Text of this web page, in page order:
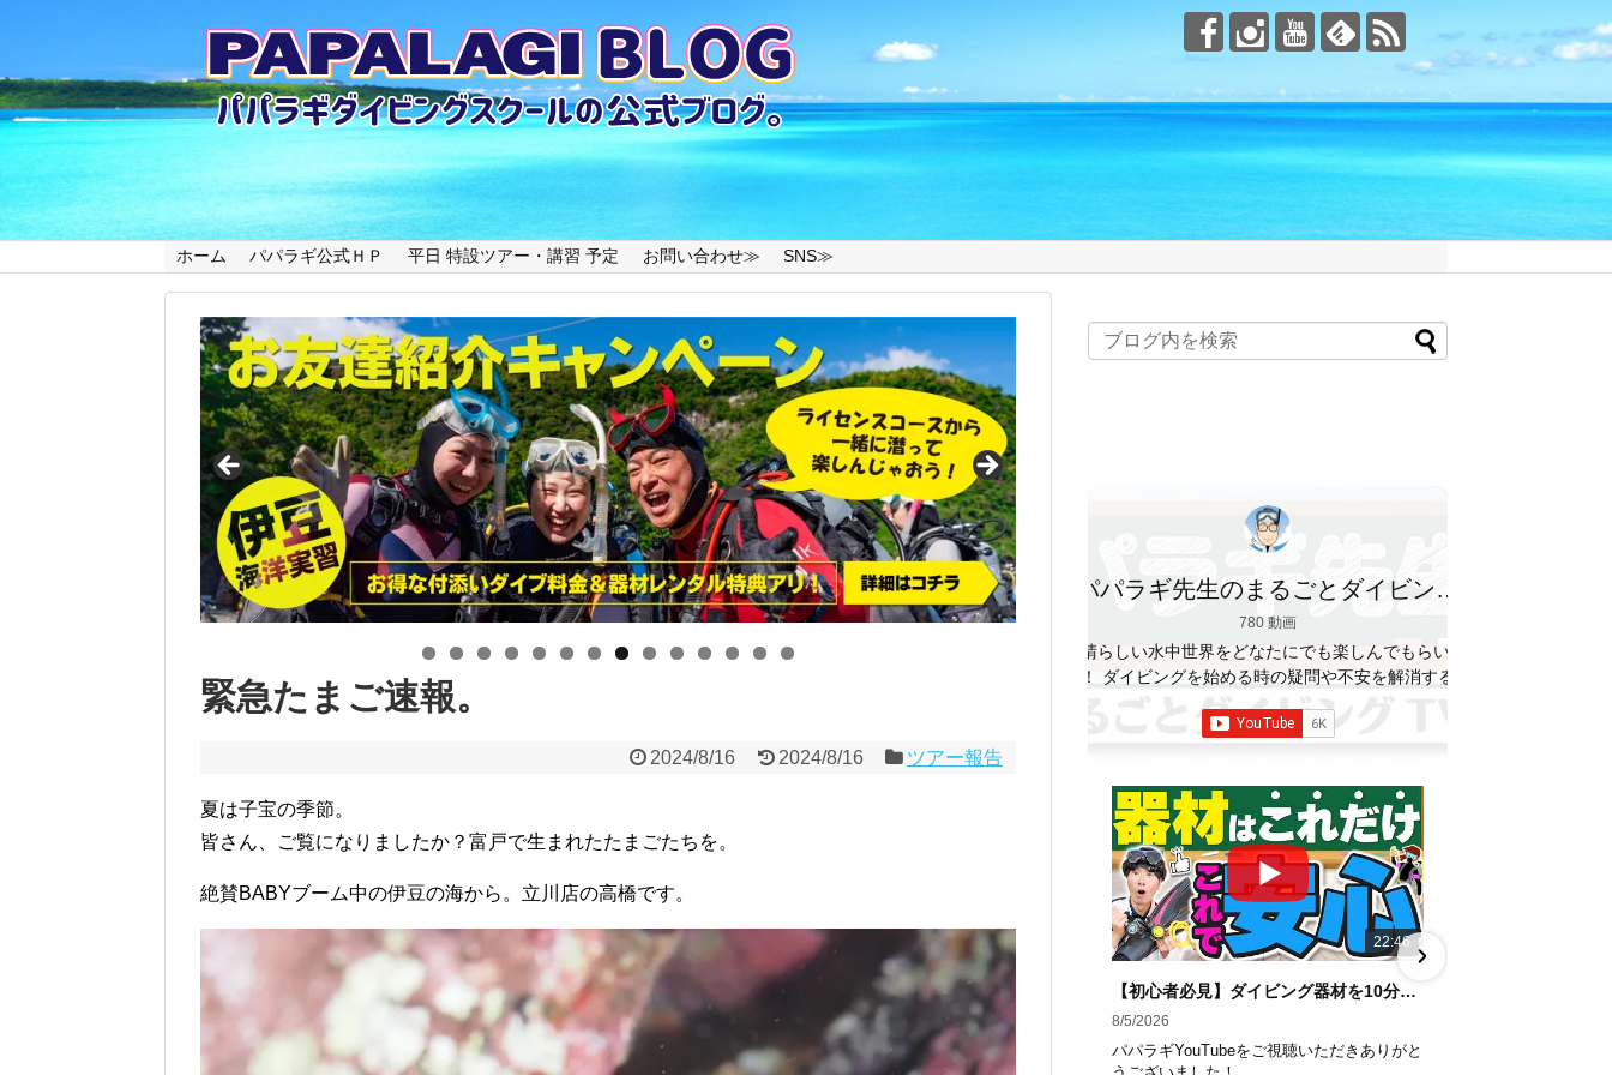
ホーム パパラギ公式ＨＰ 平日 特設ツアー・講習 予定 お問い合わせ≫ SNS≫
0 1 2 3 4
緊急たまご速報。
2024/8/16 2024/8/16 ツアー報告
夏は子宝の季節。
皆さん、ご覧になりましたか？富戸で生まれたたまごたちを。
絶賛BABYブーム中の伊豆の海から。立川店の高橋です。
パパラギ先生のまるごとダイビング
TV
780 動画
素晴らしい水中世界をどなたにでも楽しんでもらいた
い！ ダイビングを始める時の疑問や不安を解消する情
クール】 1986年創業の国内最大規模のスキューバダ
底した安全管理と、国内トップクラスの初心者ダイビ
ングライセンス認定実績。 常駐のプロインストラクタ
ーは40名ほど。 【初心者からプロレベルまで！】 年
間ファンダイブ開催数は1,000本を超え、初心者の方
でも安心して潜れるような初心者向けツアーを毎週開
催中！ 2021年マリンダイビング大賞
「講習が上
手なダイビングスクール」部門
「教え方がうまい
インストラクター」部門
「国内ダイビングサービ
ス伊豆半島エリア」部門
「国内ダイビングガイド
伊豆半島エリア」部門 4冠達成！
――――――――――――――――― パパラギダイビ
22:46
【初心者必見】ダイビング器材を10分で全部理解！役割・使い方をやさしく解説
8/5/2026
パパラギYouTubeをご視聴いただきありがと